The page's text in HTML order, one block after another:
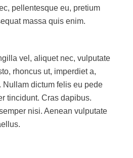
pellentesque eu, pretium
massa quis enim.
vel, aliquet nec, vulputate
rhoncus ut, imperdiet a,
Nullam dictum felis eu pede
tincidunt. Cras dapibus.
nisi. Aenean vulputate